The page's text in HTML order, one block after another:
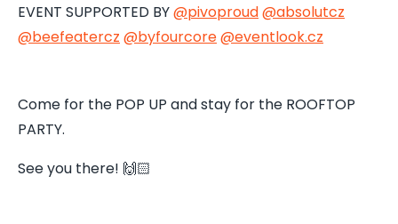
EVENT SUPPORTED BY@pivoproud@absolutcz
@beefeatercz @byfourcore@eventlook.cz
Come for the POP UP and stay for the ROOFTOP
PARTY.
See you there! 🙌🏻